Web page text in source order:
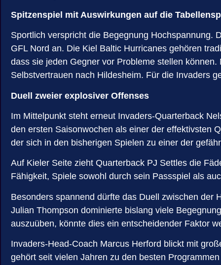
Spitzenspiel mit Auswirkungen auf die
Sportlich verspricht die Begegnung Hochspannung.
GFL Nord an. Die Kiel Baltic Hurricanes gehören
dass sie jeden Gegner vor Probleme stellen
Selbstvertrauen nach Hildesheim. Für die Invaders
Duell zweier explosiver Offenses
Im Mittelpunkt steht erneut Invaders-Quarterback
den ersten Saisonwochen als einer der effektivsten
der sich in den bisherigen Spielen zu einer der
Auf Kieler Seite zieht Quarterback PJ Settles die
Fähigkeit, Spiele sowohl durch sein Passspiel als
Besonders spannend dürfte das Duell zwischen der
Julian Thompson dominierte bislang viele
auszuüben, könnte dies ein entscheidender Faktor
Invaders-Head-Coach Marcus Herford blickt mit
gehört seit vielen Jahren zu den besten